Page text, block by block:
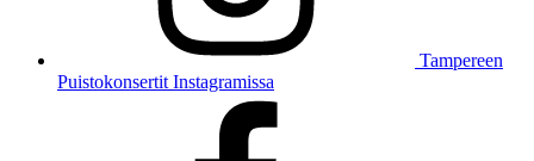
Tampereen
Puistokonsertit Instagramissa